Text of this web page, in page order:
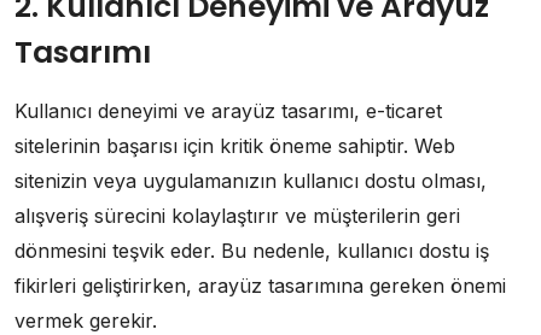
Tasarımı
Kullanıcı deneyimi ve arayüz tasarımı, e-ticaret
sitelerinin başarısı için kritik öneme sahiptir. Web
sitenizin veya uygulamanızın kullanıcı dostu olması,
alışveriş sürecini kolaylaştırır ve müşterilerin geri
dönmesini teşvik eder. Bu nedenle, kullanıcı dostu iş
fikirleri geliştirirken, arayüz tasarımına gereken önemi
vermek gerekir.